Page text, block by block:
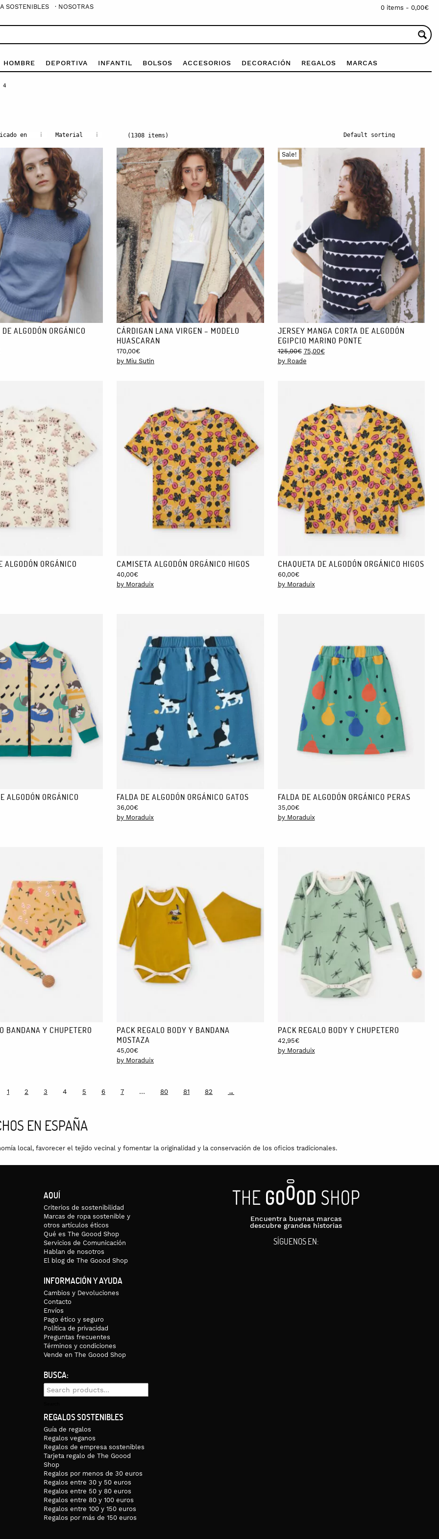
SOSTENIBLES · NOSOTRAS 0 items - 0,00€
HOMBRE DEPORTIVA INFANTIL BOLSOS ACCESORIOS DECORACIÓN REGALOS MARCAS
4
i
en i
Material (1308 items)
ALGODÓN ORGÁNICO
CÁRDIGAN LANA VIRGEN – MODELO
HUASCARAN
170,00€
by Miu Sutin
Sale!
JERSEY MANGA CORTA DE ALGODÓN
EGIPCIO MARINO PONTE
125,00€ Original
price
75,00€Current
by Roade
ALGODÓN ORGÁNICO
CAMISETA ALGODÓN ORGÁNICO HIGOS
40,00€
by Moraduix
CHAQUETA DE ALGODÓN ORGÁNICO HIGOS
60,00€
by Moraduix
ALGODÓN ORGÁNICO
FALDA DE ALGODÓN ORGÁNICO GATOS
36,00€
by Moraduix
FALDA DE ALGODÓN ORGÁNICO PERAS
35,00€
by Moraduix
BANDANA Y CHUPETERO
PACK REGALO BODY Y BANDANA
MOSTAZA
45,00€
by Moraduix
PACK REGALO BODY Y CHUPETERO
42,95€
by Moraduix
1 2 3 4 5 6 7 … 80 81 82 →
EN ESPAÑA
local, favorecer el tejido vecinal y fomentar la originalidad y la conservación de los oficios tradicionales.
AQUÍ
Criterios de sostenibilidad
Marcas de ropa sostenible y
otros artículos éticos
Qué es The Goood Shop
Servicios de Comunicación
Hablan de nosotros
El blog de The Goood Shop
INFORMACIÓN Y AYUDA
Cambios y Devoluciones
Contacto
Envíos
Pago ético y seguro
Política de privacidad
Preguntas frecuentes
Términos y condiciones
Vende en The Goood Shop
BUSCA:
Search
REGALOS SOSTENIBLES
Guía de regalos
Regalos veganos
Regalos de empresa sostenibles
Tarjeta regalo de The Goood
Shop
Regalos por menos de 30 euros
Regalos entre 30 y 50 euros
Regalos entre 50 y 80 euros
Regalos entre 80 y 100 euros
Regalos entre 100 y 150 euros
Regalos por más de 150 euros
Encuentra buenas marcas
descubre grandes historias
SÍGUENOS EN: